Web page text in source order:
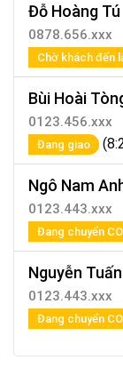
Đỗ Hoàng Tú
0878.656.xxx
Chờ khách đến
Bùi Hoài
0123.456.xxx
Đang giao
Ngô Nam
0123.443.xxx
Đang chuyển
Nguyễn
0123.443.xxx
Đang chuyển